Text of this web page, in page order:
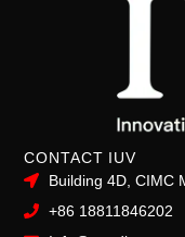
CONTACT IUV
Building 4D, CIMC
+86 18811846202